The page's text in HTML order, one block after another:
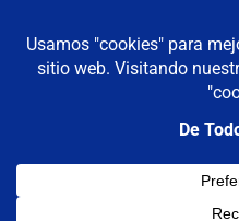
contenido
De todo un poco
Reflexiones,